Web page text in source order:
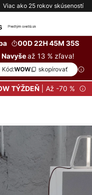
Viac ako 25 rokov skúseností
00D 22H 45M 34S
Navyšeaž 13 % zľava!
Kód:WOW skopírovať
TÝŽDEŇ| Až -70 %